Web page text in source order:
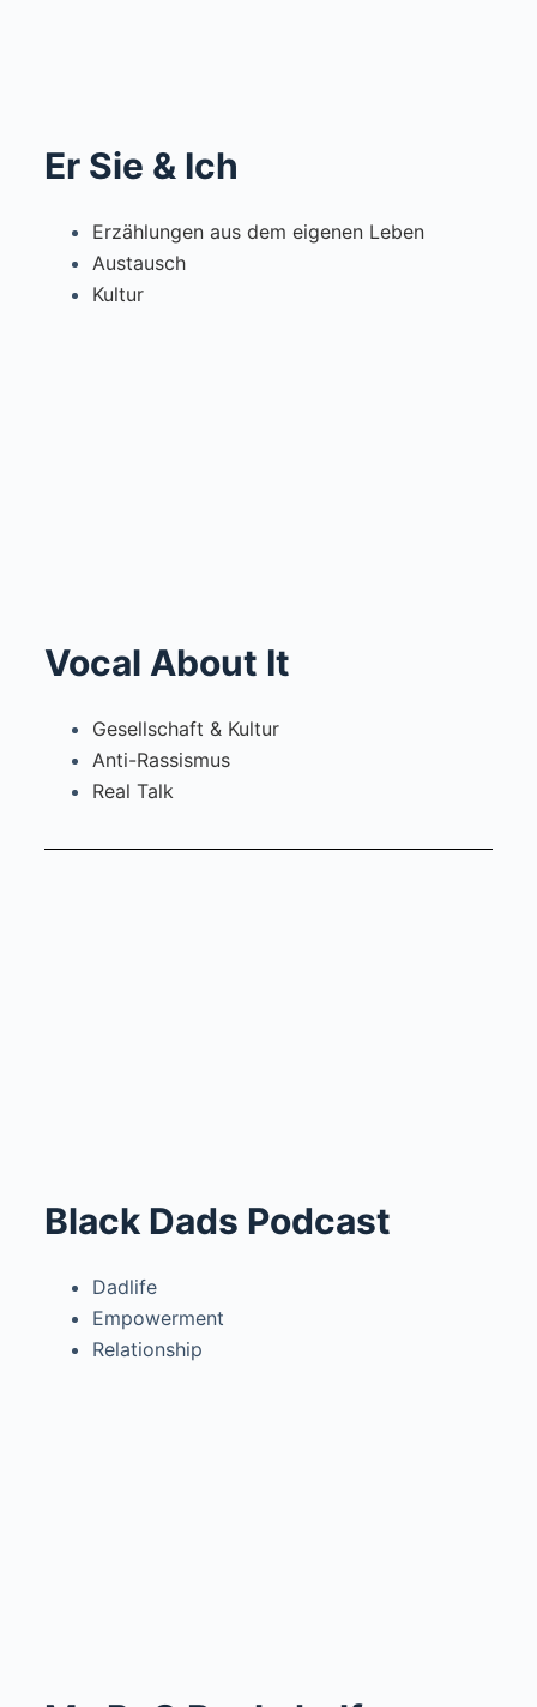
Er Sie & Ich
Erzählungen aus dem eigenen Leben
Austausch
Kultur
Vocal About It
Gesellschaft & Kultur
Anti-Rassismus
Real Talk
Black Dads Podcast
Dadlife
Empowerment
Relationship